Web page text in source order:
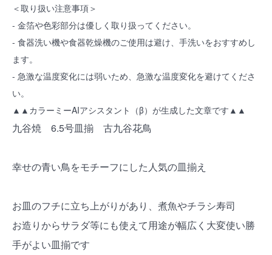
＜取り扱い注意事項＞
- 金箔や色彩部分は優しく取り扱ってください。
- 食器洗い機や食器乾燥機のご使用は避け、手洗いをおすすめし
ます。
- 急激な温度変化には弱いため、急激な温度変化を避けてくださ
い。
▲▲カラーミーAIアシスタント（β）が生成した文章です▲▲
九谷焼 6.5号皿揃 古九谷花鳥
幸せの青い鳥をモチーフにした人気の皿揃え
お皿のフチに立ち上がりがあり、煮魚やチラシ寿司
お造りからサラダ等にも使えて用途が幅広く大変使い勝
手がよい皿揃です